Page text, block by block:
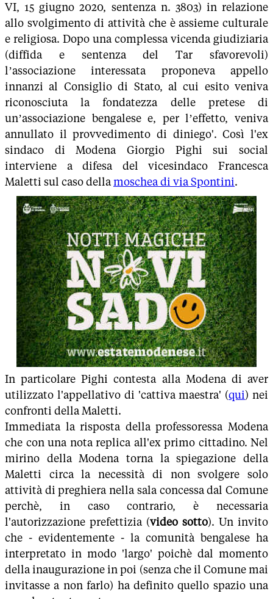
VI, 15 giugno 2020, sentenza n. 3803) in relazione
allo svolgimento di attività che è assieme culturale
e religiosa. Dopo una complessa vicenda giudiziaria
(diffida e sentenza del Tar sfavorevoli)
l’associazione interessata proponeva appello
innanzi al Consiglio di Stato, al cui esito veniva
riconosciuta la fondatezza delle pretese di
un’associazione bengalese e, per l’effetto, veniva
annullato il provvedimento di diniego'. Così l'ex
sindaco di Modena Giorgio Pighi sui social
interviene a difesa del vicesindaco Francesca
Maletti sul caso della moschea di via Spontini.
In particolare Pighi contesta alla Modena di aver
utilizzato l'appellativo di 'cattiva maestra' (qui) nei
confronti della Maletti.
Immediata la risposta della professoressa Modena
che con una nota replica all'ex primo cittadino. Nel
mirino della Modena torna la spiegazione della
Maletti circa la necessità di non svolgere solo
attività di preghiera nella sala concessa dal Comune
perchè, in caso contrario, è necessaria
l'autorizzazione prefettizia (video sotto). Un invito
che - evidentemente - la comunità bengalese ha
interpretato in modo 'largo' poichè dal momento
della inaugurazione in poi (senza che il Comune mai
invitasse a non farlo) ha definito quello spazio una